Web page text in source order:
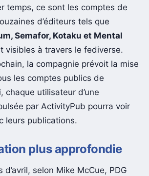
temps, ce sont les comptes de
d’éditeurs tels que
Semafor, Kotaku et Mental
visibles à travers le fediverse.
la compagnie prévoit la mise
les comptes publics de
chaque utilisateur d’une
par ActivityPub pourra voir
leurs publications.
plus approfondie
selon Mike McCue, PDG